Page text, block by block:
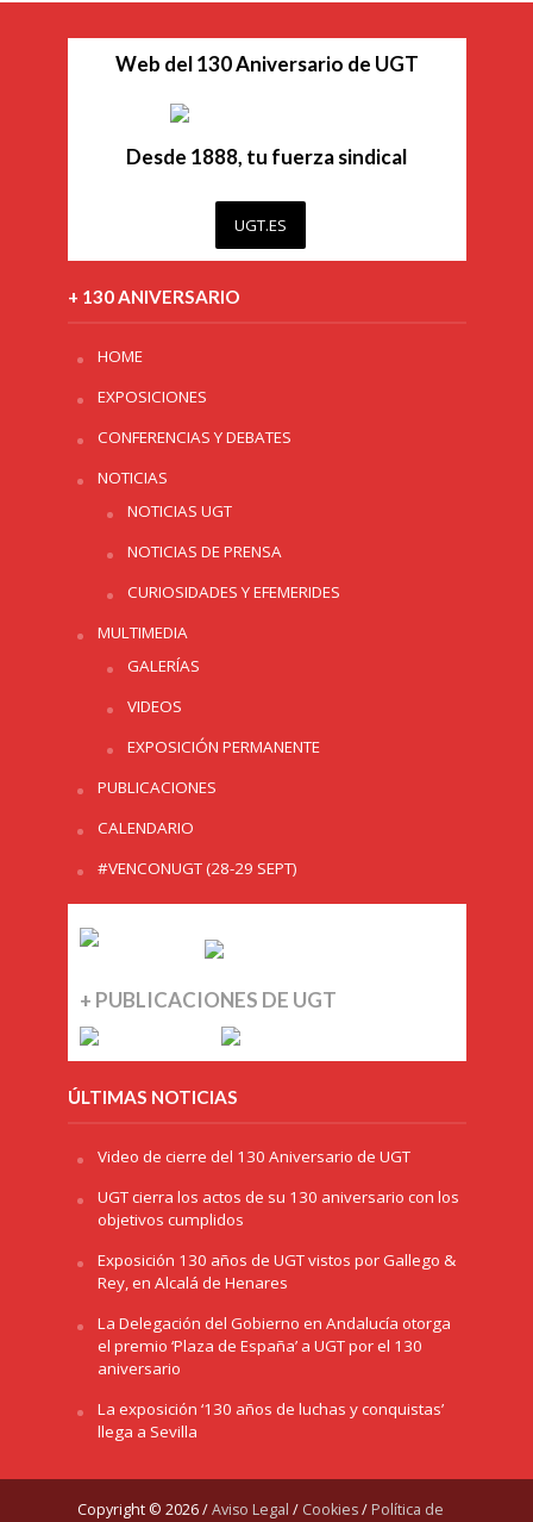
Web del 130 Aniversario de UGT
Desde 1888, tu fuerza sindical
UGT.ES
+ 130 ANIVERSARIO
HOME
EXPOSICIONES
CONFERENCIAS Y DEBATES
NOTICIAS
NOTICIAS UGT
NOTICIAS DE PRENSA
CURIOSIDADES Y EFEMERIDES
MULTIMEDIA
GALERÍAS
VIDEOS
EXPOSICIÓN PERMANENTE
PUBLICACIONES
CALENDARIO
#VENCONUGT (28-29 SEPT)
+ PUBLICACIONES DE UGT
ÚLTIMAS NOTICIAS
Video de cierre del 130 Aniversario de UGT
UGT cierra los actos de su 130 aniversario con los
objetivos cumplidos
Exposición 130 años de UGT vistos por Gallego &
Rey, en Alcalá de Henares
La Delegación del Gobierno en Andalucía otorga
el premio ‘Plaza de España’ a UGT por el 130
aniversario
La exposición ‘130 años de luchas y conquistas’
llega a Sevilla
Copyright © 2026 /Aviso Legal / Cookies/ Política de